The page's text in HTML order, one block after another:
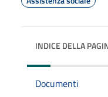
INDICE DELLA
Documenti